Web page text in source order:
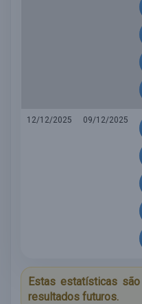
12/12/2025
09/12/2025
Estas estatísticas
resultados futuros.